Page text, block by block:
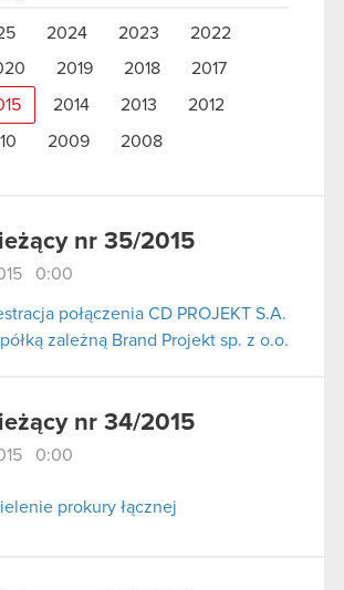
2024 2023
2022
2019 2018 2017
2014 2013 2012
2009 2008
nr 35/2015
0:00
połączenia CD PROJEKT S.A.
zależną Brand Projekt sp. z o.o.
nr 34/2015
0:00
prokury łącznej